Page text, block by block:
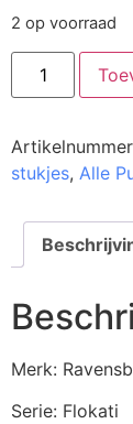
2 op voorraad
stukjes, Alle
Merk:
Serie: Flokati